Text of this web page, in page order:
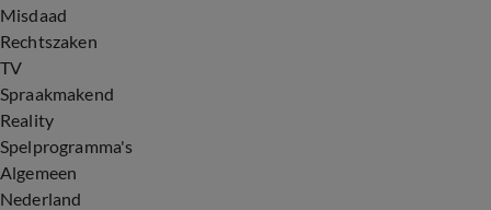
Misdaad
Rechtszaken
TV
Spraakmakend
Reality
Spelprogramma's
Algemeen
Nederland